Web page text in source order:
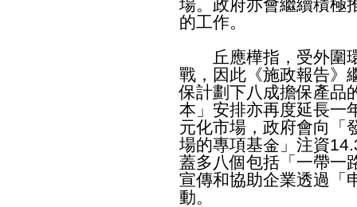
場。政府亦會繼續積極
的工作。
丘應樺指，受外圍環
戰，因此《施政報告》
保計劃下八成擔保產品
本」安排亦再度延長一
元化市場，政府會向「
場的專項基金」注資
蓋多八個包括「一帶一
宣傳和協助企業透過「
動。